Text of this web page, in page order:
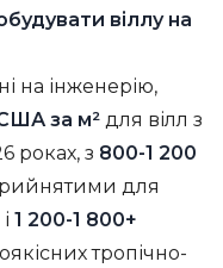
віллу на
на інженерію,
за м² для вілл з
роках, з 800-1 200
для
1 200-1 800+
тропічно-